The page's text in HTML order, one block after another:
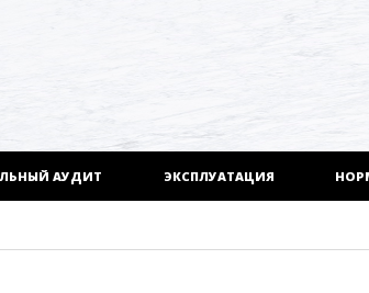
АУДИТ ЭКСПЛУАТАЦИЯ